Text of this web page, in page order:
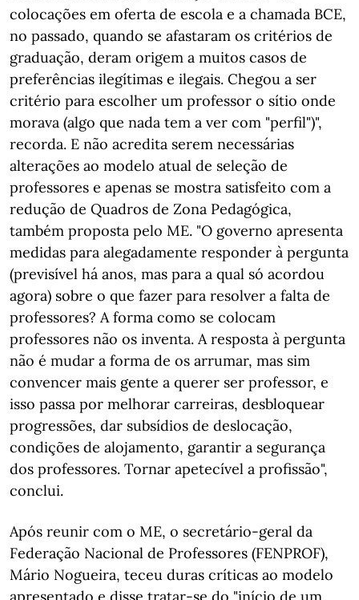
colocações em oferta de escola e a chamada BCE,
no passado, quando se afastaram os critérios de
graduação, deram origem a muitos casos de
preferências ilegítimas e ilegais. Chegou a ser
critério para escolher um professor o sítio onde
morava (algo que nada tem a ver com "perfil")",
recorda. E não acredita serem necessárias
alterações ao modelo atual de seleção de
professores e apenas se mostra satisfeito com a
redução de Quadros de Zona Pedagógica,
também proposta pelo ME. "O governo apresenta
medidas para alegadamente responder à pergunta
(previsível há anos, mas para a qual só acordou
agora) sobre o que fazer para resolver a falta de
professores? A forma como se colocam
professores não os inventa. A resposta à pergunta
não é mudar a forma de os arrumar, mas sim
convencer mais gente a querer ser professor, e
isso passa por melhorar carreiras, desbloquear
progressões, dar subsídios de deslocação,
condições de alojamento, garantir a segurança
dos professores. Tornar apetecível a profissão",
conclui.
Após reunir com o ME, o secretário-geral da
Federação Nacional de Professores (FENPROF),
Mário Nogueira, teceu duras críticas ao modelo